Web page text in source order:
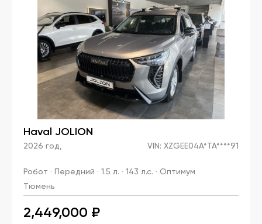
Haval JOLION
2026 год, VIN: XZGEE04A*TA****91
Робот · Передний · 1.5 л. · 143 л.с. · Оптимум
Тюмень
2,449,000 ₽